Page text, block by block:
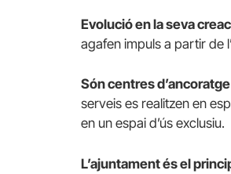
Evolució en la seva
agafen impuls a partir de
Són centres
serveis es realitzen en
en un espai d’ús exclusiu.
L’ajuntament és el